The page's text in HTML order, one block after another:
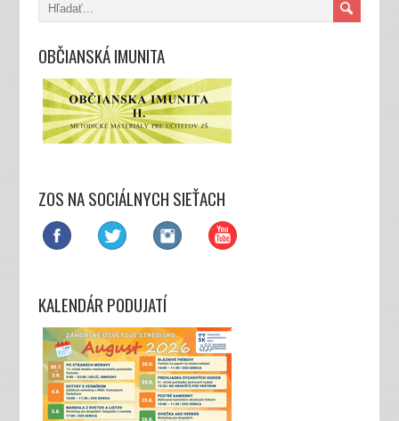
OBČIANSKÁ IMUNITA
ZOS NA SOCIÁLNYCH SIEŤACH
KALENDÁR PODUJATÍ